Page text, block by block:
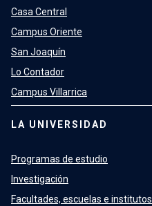
Casa Central
Campus Oriente
San Joaquín
Lo Contador
Campus Villarrica
LA UNIVERSIDAD
Programas de estudio
Investigación
Facultades, escuelas e institutos